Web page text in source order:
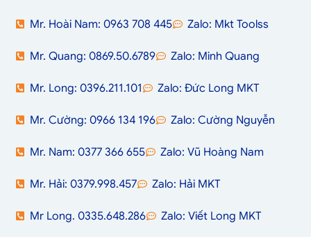
Mr. Hoài Nam: 0963 708 445 Zalo: Mkt Toolss
Mr. Quang: 0869.50.6789 Zalo: Minh Quang
Mr. Long: 0396.211.101 Zalo: Đức Long MKT
Mr. Cường: 0966 134 196 Zalo: Cường Nguyễn
Mr. Nam: 0377 366 655 Zalo: Vũ Hoàng Nam
Mr. Hải: 0379.998.457 Zalo: Hải MKT
Mr Long. 0335.648.286 Zalo: Viết Long MKT